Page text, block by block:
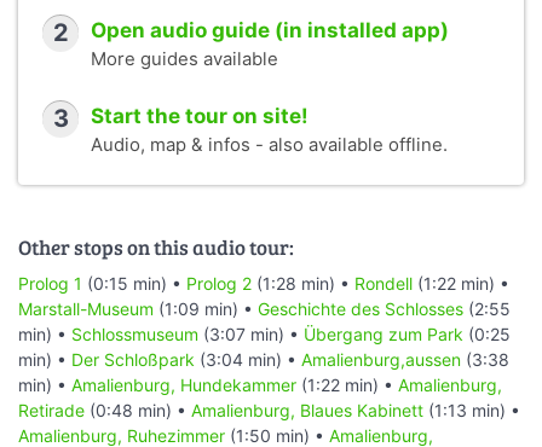
2 Open audio guide (in installed app)
More guides available
3 Start the tour on site!
Audio, map & infos - also available offline.
Other stops on this audio tour:
Prolog 1 (0:15 min) • Prolog 2 (1:28 min) • Rondell (1:22 min) •
Marstall-Museum (1:09 min) • Geschichte des Schlosses (2:55
min) • Schlossmuseum (3:07 min) • Übergang zum Park (0:25
min) • Der Schloßpark (3:04 min) • Amalienburg,aussen (3:38
min) • Amalienburg, Hundekammer (1:22 min) • Amalienburg,
Retirade (0:48 min) • Amalienburg, Blaues Kabinett (1:13 min) •
Amalienburg, Ruhezimmer (1:50 min) • Amalienburg,